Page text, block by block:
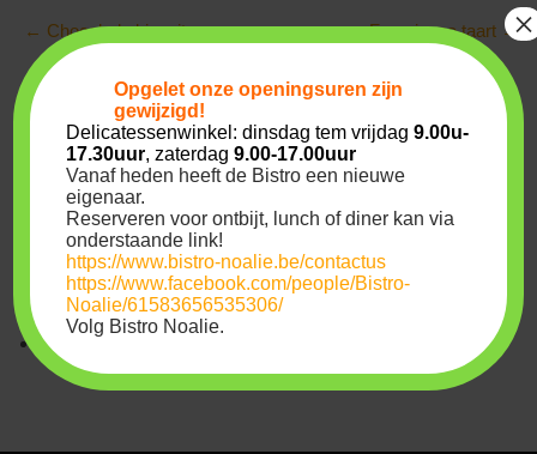
Post
navigation
← Chocolade biscuit Frangipane taart →
Archives
juli 2022
maart 2020
Meta
Login
Opgelet onzeopeningsuren zijn
gewijzigd!
Delicatessenwinkel: dinsdag tem vrijdag9.00u-
17.30uur, zaterdag9.00-17.00uur
Vanaf heden heeft de Bistro een nieuwe
eigenaar.
Reserveren voor ontbijt, lunch of diner kan via
onderstaande link!
https://www.bistro-noalie.be/contactus
https://www.facebook.com/people/Bistro-
Noalie/61583656535306/
Volg Bistro Noalie.
×